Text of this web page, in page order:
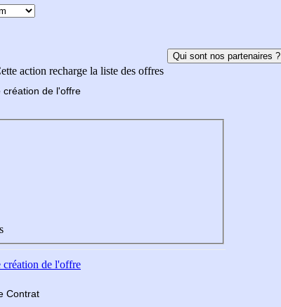
action recharge la liste des offres
Qui sont nos partenaires ?
création de l'offre
de l'offre
Contrat